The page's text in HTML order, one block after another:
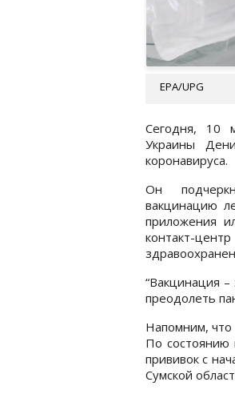
EPA/UPG
Сегодня, 10
Украины
коронавируса.
Он
вакцинацию
приложения
контакт-
“Вакцинация
преодолеть
Напомним, что
По состоянию
прививок с
Сумской